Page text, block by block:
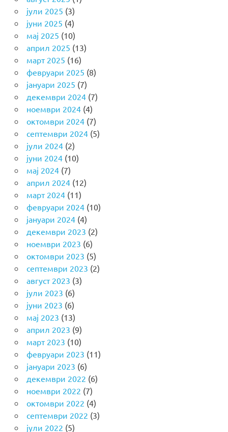
јули 2025 (3)
јуни 2025 (4)
мај 2025 (10)
април 2025 (13)
март 2025 (16)
февруари 2025 (8)
јануари 2025 (7)
декември 2024(7)
ноември 2024(4)
октомври 2024(7)
септември 2024(5)
јули 2024(2)
јуни 2024(10)
мај 2024(7)
април 2024(12)
март 2024(11)
февруари 2024(10)
јануари 2024(4)
декември 2023 (2)
ноември 2023 (6)
октомври 2023 (5)
септември 2023 (2)
август 2023 (3)
јули 2023 (6)
јуни 2023 (6)
мај 2023 (13)
април 2023 (9)
март 2023 (10)
февруари 2023 (11)
јануари 2023 (6)
декември 2022 (6)
ноември 2022 (7)
октомври 2022 (4)
септември 2022 (3)
јули 2022 (5)